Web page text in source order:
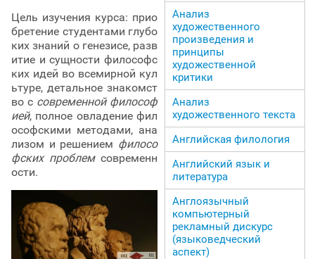
Цель изучения курса: прио
бретение студентами глубо
ких знаний о генезисе, разв
итие и сущности философс
ких идей во всемирной кул
ьтуре, детальное знакомст
во с современной философ
ией, полное овладение фил
ософскими методами, ана
лизом и решением филосо
фских проблемсовременн
ости.
Анализ
художественного
произведения и
принципы
художественной
критики
Анализ
художественного текста
Английская филология
Английский язык и
литература
Англоязычный
компьютерный
рекламный дискурс
(языковедческий
аспект)